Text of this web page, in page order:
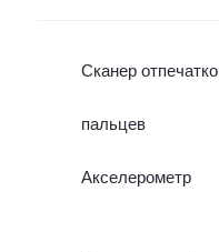
Сканер
пальцев
Акселерометр